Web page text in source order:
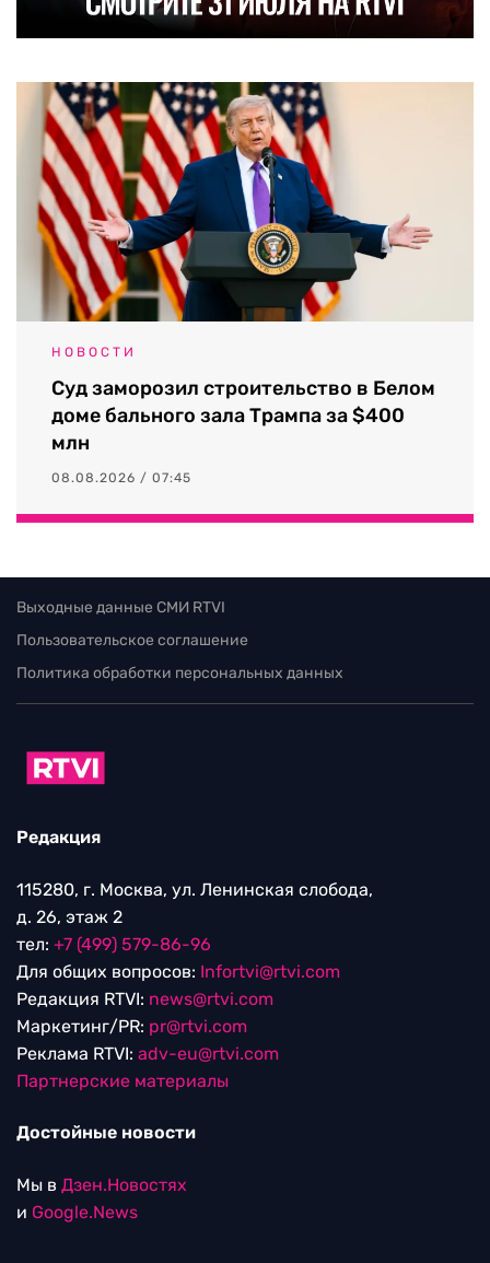
НОВОСТИ
Суд заморозил строительство в Белом
доме бального зала Трампа за $400
млн
08.08.2026 / 07:45
Выходные данные СМИ RTVI
Пользовательское соглашение
Политика обработки персональных данных
Редакция
115280, г. Москва, ул. Ленинская слобода,
д. 26, этаж 2
тел: +7 (499) 579-86-96
Для общих вопросов: Infortvi@rtvi.com
Редакция RTVI: news@rtvi.com
Маркетинг/PR: pr@rtvi.com
Реклама RTVI: adv-eu@rtvi.com
Партнерские материалы
Достойные новости
Мы в Дзен.Новостях
и Google.News